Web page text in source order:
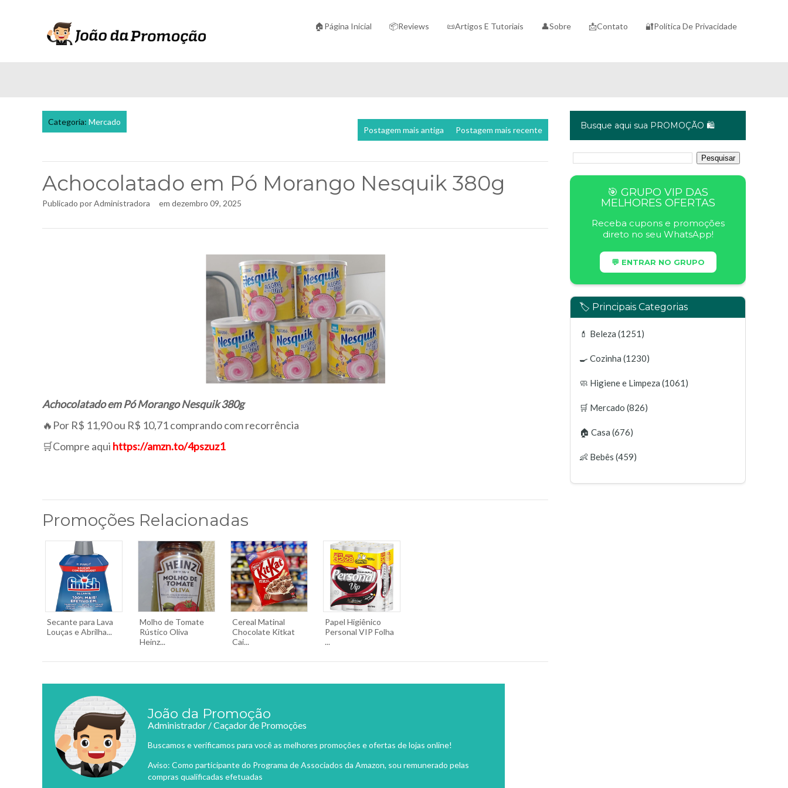
🏠Página Inicial 📦Reviews 📜Artigos E Tutoriais 👤Sobre 📩Contato 🔐Política De Privacidade
Categoria: Mercado
Postagem mais recente
Postagem mais antiga
Achocolatado em Pó Morango Nesquik 380g
Publicado porAdministradora em dezembro 09, 2025
Achocolatado em Pó Morango Nesquik 380g
🔥Por R$ 11,90 ou R$ 10,71 comprando com recorrência
🛒Compre aqui https://amzn.to/4pszuz1
Promoções Relacionadas
Secante para Lava
Louças e Abrilha...
Molho de Tomate
Rústico Oliva
Heinz...
Cereal Matinal
Chocolate Kitkat
Cai...
Papel Higiênico
Personal VIP Folha
...
João da Promoção
Administrador / Caçador de Promoções
Buscamos e verificamos para você as melhores promoções e ofertas de lojas online!
Aviso: Como participante do Programa de Associados da Amazon, sou remunerado pelas
compras qualificadas efetuadas
Busque aqui sua PROMOÇÃO 🛍️
🎯 GRUPO VIP DAS
MELHORES OFERTAS
Receba cupons e promoções
direto no seu WhatsApp!
💬 ENTRAR NO GRUPO
🏷️ Principais Categorias
💄 Beleza (1251)
🍳 Cozinha (1230)
🧼 Higiene e Limpeza (1061)
🛒 Mercado (826)
🏠 Casa (676)
👶 Bebês (459)